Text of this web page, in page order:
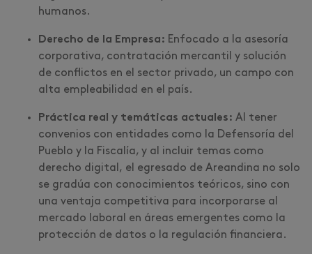
humanos.
Derecho de la Empresa: Enfocado a la asesoría
corporativa, contratación mercantil y solución
de conflictos en el sector privado, un campo con
alta empleabilidad en el país.
Práctica real y temáticas actuales: Al tener
convenios con entidades como la Defensoría del
Pueblo y la Fiscalía, y al incluir temas como
derecho digital, el egresado de Areandina no solo
se gradúa con conocimientos teóricos, sino con
una ventaja competitiva para incorporarse al
mercado laboral en áreas emergentes como la
protección de datos o la regulación financiera.